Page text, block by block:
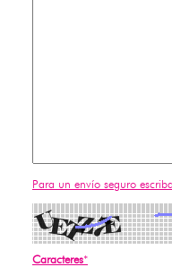
Para un envío seguro
Caracteres*